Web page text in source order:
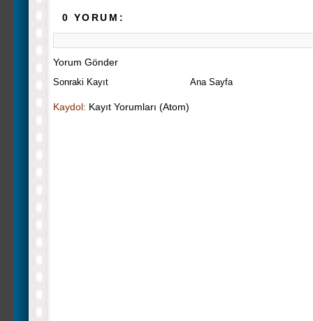
0 YORUM:
Yorum Gönder
Sonraki Kayıt Ana Sayfa
Kaydol: Kayıt Yorumları (Atom)